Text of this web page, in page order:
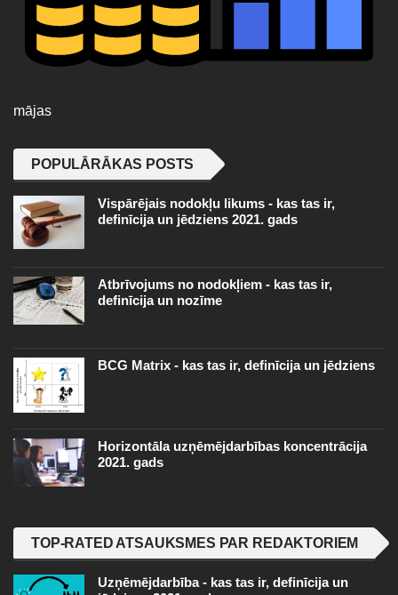
mājas
POPULĀRĀKAS POSTS
Vispārējais nodokļu likums - kas tas ir,
definīcija un jēdziens 2021. gads
Atbrīvojums no nodokļiem - kas tas ir,
definīcija un nozīme
BCG Matrix - kas tas ir, definīcija un jēdziens
Horizontāla uzņēmējdarbības koncentrācija
2021. gads
TOP-RATED ATSAUKSMES PAR REDAKTORIEM
Uzņēmējdarbība - kas tas ir, definīcija un